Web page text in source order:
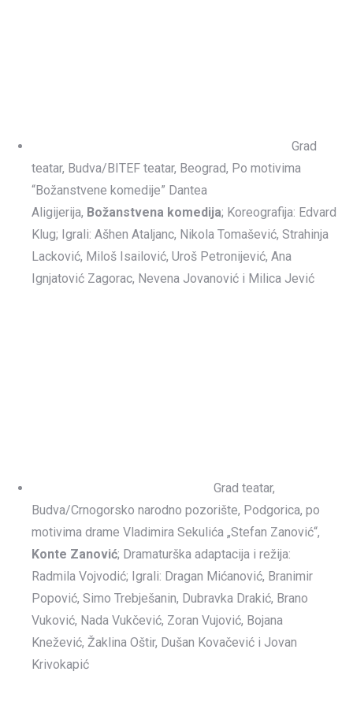
Grad
teatar, Budva/BITEF teatar, Beograd, Po motivima
“Božanstvene komedije” Dantea
Aligijerija, Božanstvena komedija; Koreografija: Edvard
Klug; Igrali: Ašhen Ataljanc, Nikola Tomašević, Strahinja
Lacković, Miloš Isailović, Uroš Petronijević, Ana
Ignjatović Zagorac, Nevena Jovanović i Milica Jević
Grad teatar,
Budva/Crnogorsko narodno pozorište, Podgorica, po
motivima drame Vladimira Sekulića „Stefan Zanović“,
Konte Zanović; Dramaturška adaptacija i režija:
Radmila Vojvodić; Igrali: Dragan Mićanović, Branimir
Popović, Simo Trebješanin, Dubravka Drakić, Brano
Vuković, Nada Vukčević, Zoran Vujović, Bojana
Knežević, Žaklina Oštir, Dušan Kovačević i Jovan
Krivokapić